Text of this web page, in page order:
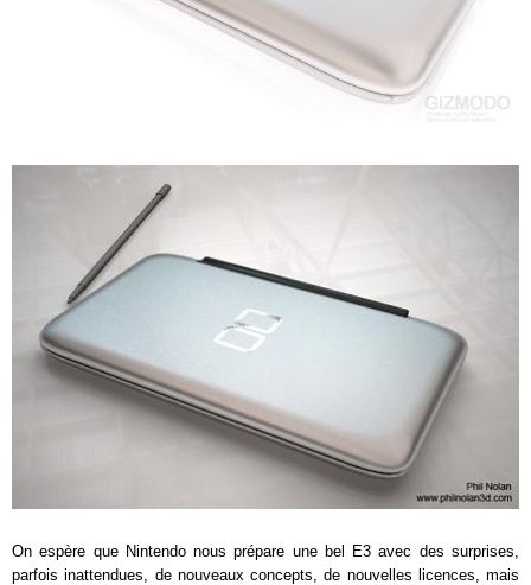
On espère que Nintendo nous prépare une bel E3 avec des surprises,
parfois inattendues, de nouveaux concepts, de nouvelles licences, mais